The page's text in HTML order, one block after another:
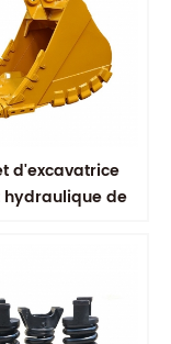
d'excavatrice
de